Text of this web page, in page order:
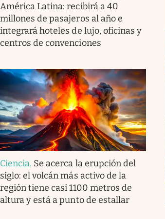
América Latina: recibirá a 40
millones de pasajeros al año e
integrará hoteles de lujo, oficinas y
centros de convenciones
Ciencia. Se acerca la erupción del
siglo: el volcán más activo de la
región tiene casi 1100 metros de
altura y está a punto de estallar